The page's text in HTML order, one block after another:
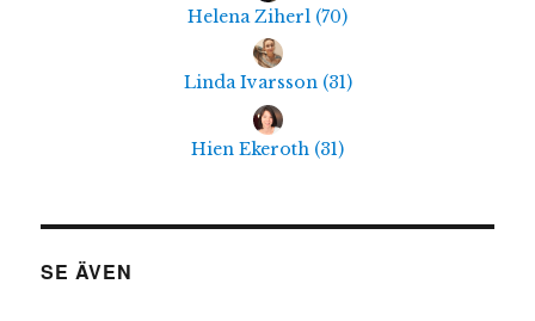
Helena Ziherl (70)
Linda Ivarsson (31)
Hien Ekeroth (31)
SE ÄVEN